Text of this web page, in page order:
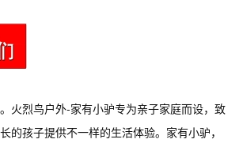
火烈鸟户外-家有小驴专为亲子家庭而设，致
的孩子提供不一样的生活体验。家有小驴，